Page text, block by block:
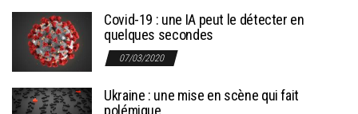
Covid-19 : une IA peut le détecter en
quelques secondes
07/03/2020
Ukraine : une mise en scène qui fait
polémique